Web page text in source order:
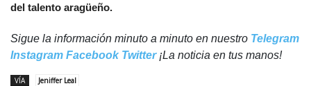
del talento aragüeño.
Sigue la información minuto a minuto en nuestro Telegram
Instagram Facebook Twitter¡La noticia en tus manos!
VÍA
Jeniffer Leal